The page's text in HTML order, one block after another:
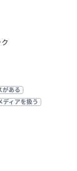
がある
ディアを扱う